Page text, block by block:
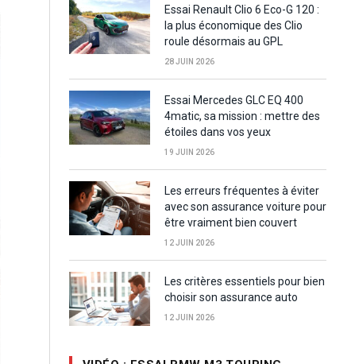
Essai Renault Clio 6 Eco-G 120 :
la plus économique des Clio
roule désormais au GPL
28 JUIN 2026
Essai Mercedes GLC EQ 400
4matic, sa mission : mettre des
étoiles dans vos yeux
19 JUIN 2026
Les erreurs fréquentes à éviter
avec son assurance voiture pour
être vraiment bien couvert
12 JUIN 2026
Les critères essentiels pour bien
choisir son assurance auto
12 JUIN 2026